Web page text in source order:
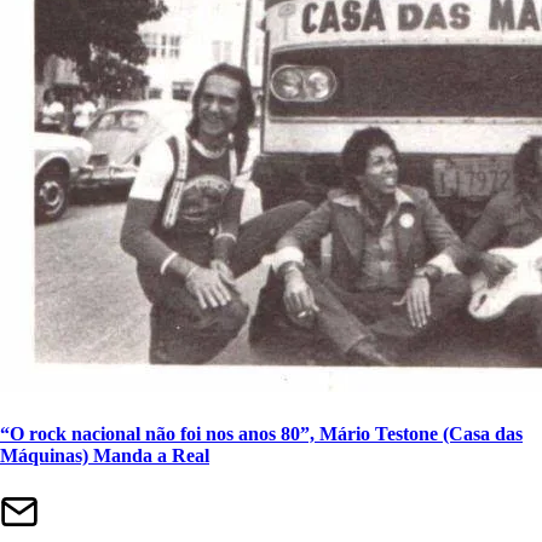
“O rock nacional não foi nos anos 80”, Mário Testone (Casa das
Máquinas) Manda a Real